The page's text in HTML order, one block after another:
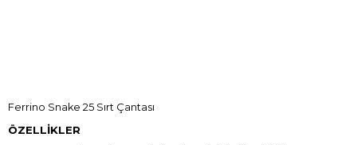
Ferrino Snake 25 Sırt Çantası
ÖZELLİKLER